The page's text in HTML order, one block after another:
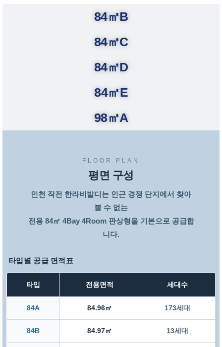
84㎡B
84㎡C
84㎡D
84㎡E
98㎡A
FLOOR PLAN
평면 구성
인천 작전 한라비발디는 인근 경쟁 단지에서 찾아
볼 수 없는
전용 84㎡ 4Bay 4Room 판상형을 기본으로 공급합
니다.
타입별 공급 면적표
타입 전용면적 세대수
84A 84.96㎡ 173세대
84B 84.97㎡ 13세대